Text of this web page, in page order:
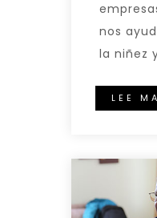
nos
la niñez
LEE